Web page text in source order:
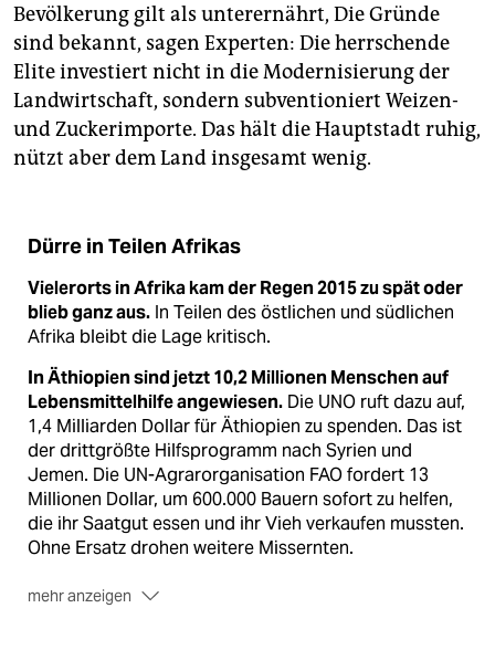
Bevölkerung gilt als unterernährt, Die Gründe
sind bekannt, sagen Experten: Die herrschende
Elite investiert nicht in die Modernisierung der
Landwirtschaft, sondern subventioniert Weizen-
und Zuckerimporte. Das hält die Hauptstadt ruhig,
nützt aber dem Land insgesamt wenig.
Dürre in Teilen Afrikas
Vielerorts in Afrika kam der Regen 2015 zu spät oder
blieb ganz aus. In Teilen des östlichen und südlichen
Afrika bleibt die Lage kritisch.
In Äthiopien sind jetzt 10,2 Millionen Menschen auf
Lebens­mittelhilfe angewiesen. Die UNO ruft dazu auf,
1,4 Milliarden Dollar für Äthiopien zu spenden. Das ist
der drittgrößte Hilfsprogramm nach Syrien und
Jemen. Die UN-Agrarorganisation FAO fordert 13
Millionen Dollar, um 600.000 Bauern sofort zu helfen,
die ihr Saatgut essen und ihr Vieh verkaufen mussten.
Ohne Ersatz drohen weitere Missernten.
mehr anzeigen